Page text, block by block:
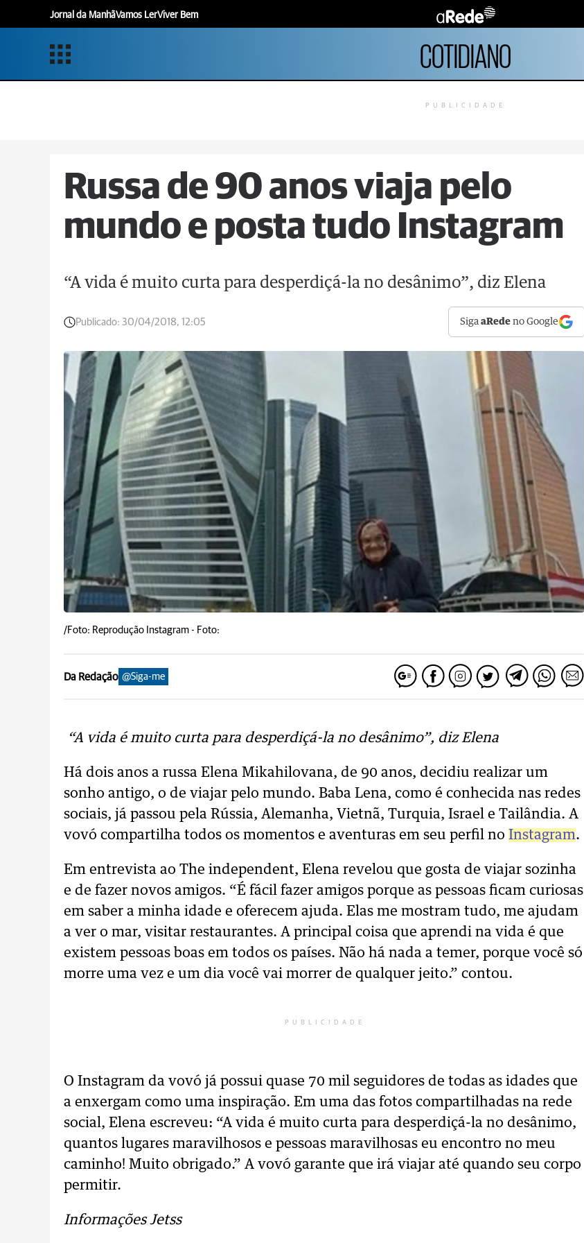
Jornal da ManhãVamos LerViver Bem
COTIDIANO
PUBLICIDADE
Russa de 90 anos viaja pelo
mundo e posta tudo Instagram
“A vida é muito curta para desperdiçá-la no desânimo”, diz Elena
Publicado: 30/04/2018, 12:05 SigaaRede no Google
/Foto: Reprodução Instagram - Foto:
Da Redação @Siga-me
“A vida é muito curta para desperdiçá-la no desânimo”, diz Elena
Há dois anos a russa Elena Mikahilovana, de 90 anos, decidiu realizar um
sonho antigo, o de viajar pelo mundo. Baba Lena, como é conhecida nas redes
sociais, já passou pela Rússia, Alemanha, Vietnã, Turquia, Israel e Tailândia. A
vovó compartilha todos os momentos e aventuras em seu perfil no Instagram.
Em entrevista ao The independent, Elena revelou que gosta de viajar sozinha
e de fazer novos amigos. “É fácil fazer amigos porque as pessoas ficam curiosas
em saber a minha idade e oferecem ajuda. Elas me mostram tudo, me ajudam
a ver o mar, visitar restaurantes. A principal coisa que aprendi na vida é que
existem pessoas boas em todos os países. Não há nada a temer, porque você só
morre uma vez e um dia você vai morrer de qualquer jeito.” contou.
PUBLICIDADE
O Instagram da vovó já possui quase 70 mil seguidores de todas as idades que
a enxergam como uma inspiração. Em uma das fotos compartilhadas na rede
social, Elena escreveu: “A vida é muito curta para desperdiçá-la no desânimo,
quantos lugares maravilhosos e pessoas maravilhosas eu encontro no meu
caminho! Muito obrigado.” A vovó garante que irá viajar até quando seu corpo
permitir.
Informações Jetss